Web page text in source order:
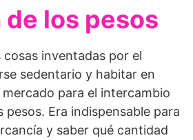
los pesos
inventadas por el
sedentario y habitar en
para el intercambio
Era indispensable para
y saber qué cantidad